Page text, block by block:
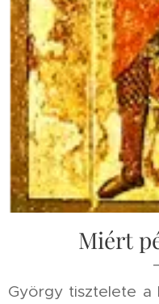
Miért
György tisztelete a